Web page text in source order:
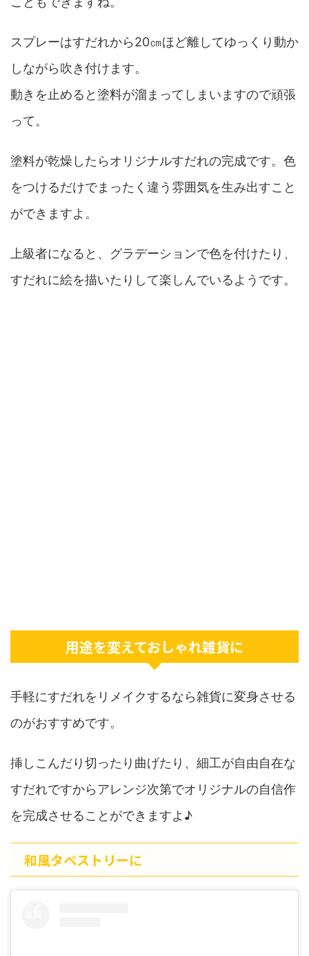
スプレーはすだれから20㎝ほど離してゆっくり動か
しながら吹き付けます。
動きを止めると塗料が溜まってしまいますので頑張
って。
塗料が乾燥したらオリジナルすだれの完成です。色
をつけるだけでまったく違う雰囲気を生み出すこと
ができますよ。
上級者になると、グラデーションで色を付けたり、
すだれに絵を描いたりして楽しんでいるようです。
用途を変えておしゃれ雑貨に
手軽にすだれをリメイクするなら雑貨に変身させる
のがおすすめです。
挿しこんだり切ったり曲げたり、細工が自由自在な
すだれですからアレンジ次第でオリジナルの自信作
を完成させることができますよ♪
和風タペストリーに